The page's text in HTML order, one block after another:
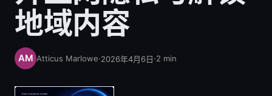
地域内容
Atticus Marlowe·2026年4月6日·2 min